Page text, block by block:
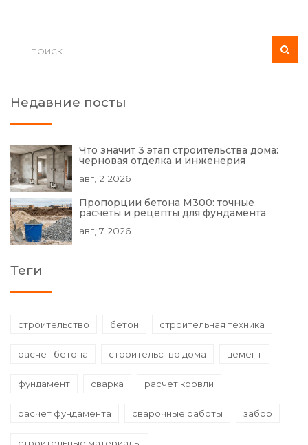
Недавние посты
Что значит 3 этап строительства дома:
черновая отделка и инженерия
авг, 2 2026
Пропорции бетона М300: точные
расчеты и рецепты для фундамента
авг, 7 2026
Теги
строительство бетон строительная техника
расчет бетона строительство дома цемент
фундамент сварка расчет кровли
расчет фундамента сварочные работы забор